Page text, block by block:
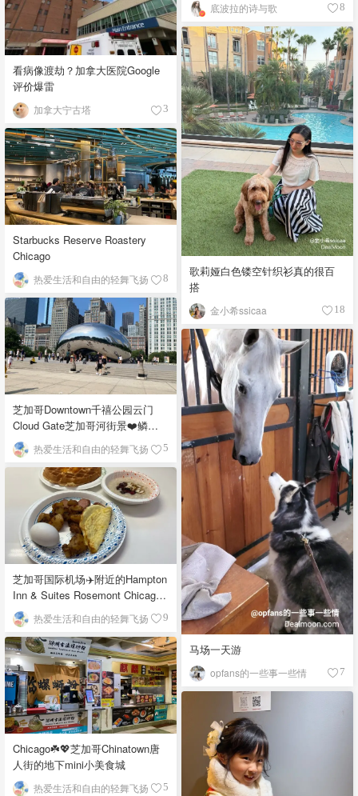
底波拉的诗与歌 8
看病像渡劫？加拿大医院Google
评价爆雷
加拿大宁古塔 3
歌莉娅白色镂空针织衫真的很百
搭
金小希ssicaa 18
Starbucks Reserve Roastery
Chicago
热爱生活和自由的轻舞飞扬 8
芝加哥Downtown千禧公园云门
Cloud Gate芝加哥河街景❤️鳞次
栉比的高楼
热爱生活和自由的轻舞飞扬 5
马场一天游
opfans的一些事一些情 7
芝加哥国际机场✈️附近的Hampton
Inn & Suites Rosemont Chicago
O'Hare自助早餐
热爱生活和自由的轻舞飞扬 9
Chicago☘️💖芝加哥Chinatown唐
人街的地下mini小美食城
热爱生活和自由的轻舞飞扬 5